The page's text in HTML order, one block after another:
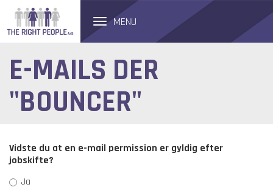
ToggleMENU
E-MAILS DER
"BOUNCER"
Vidste du at en e-mail permission er gyldig efter
jobskifte?
Ja